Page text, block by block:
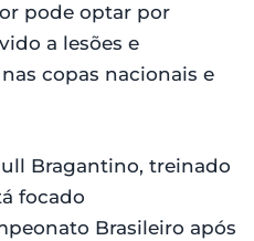
pode optar por
a lesões e
copas nacionais e
Bragantino, treinado
focado
Brasileiro após